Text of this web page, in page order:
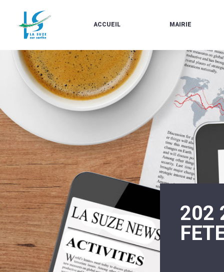
ACCUEIL
LE
MARCHÉ
À
PROPOS
DE
LA
SUZE
BULLETINS
LA
SUZE
AU
DÉBUT
SIÈCLE
MAIRIE
LES
ÉLUS
HORAIRES
URBANISME/PLU
LIGNE
CARTES
D'IDENTITÉ-
PASSEPORTS
RÉUNIONS
CONSEIL
MUNICIPAL
DÉCISIONS
MAIRE
LE
MOT
LA
/
202